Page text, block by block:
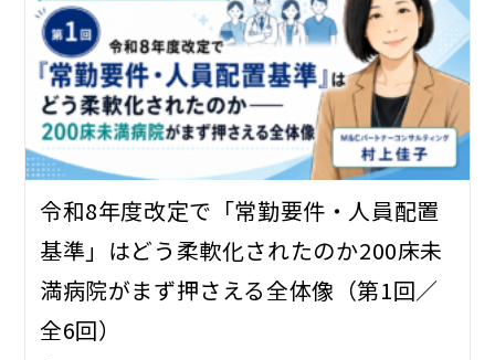
令和8年度改定で「常勤要件・人員配置
基準」はどう柔軟化されたのか――200床未
満病院がまず押さえる全体像（第1回／
全6回）